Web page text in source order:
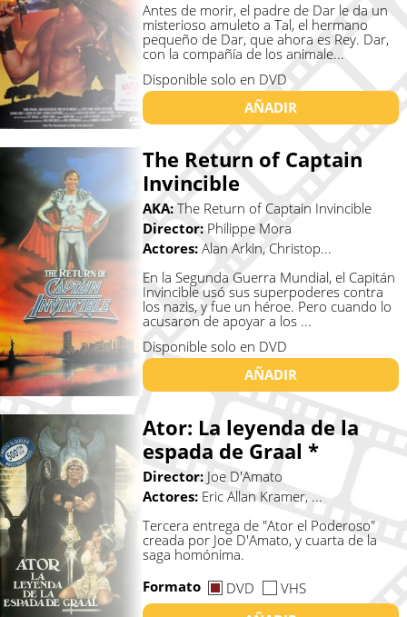
Antes de morir, el padre de Dar le da un
misterioso amuleto a Tal, el hermano
pequeño de Dar, que ahora es Rey. Dar,
con la compañía de los animale...
Disponible solo en DVD
AÑADIR
The Return of Captain
Invincible
AKA: The Return of Captain Invincible
Director: Philippe Mora
Actores: Alan Arkin, Christop...
En la Segunda Guerra Mundial, el Capitán
Invincible usó sus superpoderes contra
los nazis, y fue un héroe. Pero cuando lo
acusaron de apoyar a los ...
Disponible solo en DVD
AÑADIR
Ator: La leyenda de la
espada de Graal *
Director:Joe D'Amato
Actores: Eric Allan Kramer, ...
Tercera entrega de "Ator el Poderoso"
creada por Joe D'Amato, y cuarta de la
saga homónima.
Formato
DVD
VHS